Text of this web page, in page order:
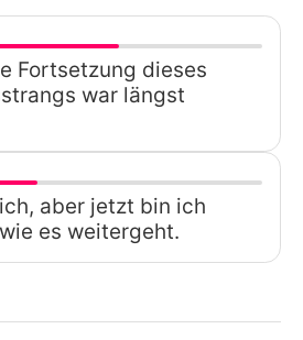
Fortsetzung dieses
war längst
aber jetzt bin ich
es weitergeht.